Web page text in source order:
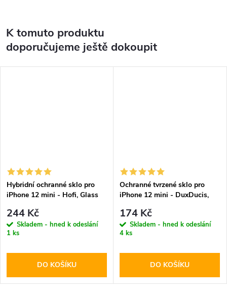
K tomuto produktu
doporučujeme ještě dokoupit
Hybridní ochranné sklo pro
iPhone 12 mini - Hofi, Glass
244 Kč
Skladem - hned k odeslání
1 ks
DO KOŠÍKU
Ochranné tvrzené sklo pro
iPhone 12 mini - DuxDucis,
174 Kč
Skladem - hned k odeslání
4 ks
DO KOŠÍKU